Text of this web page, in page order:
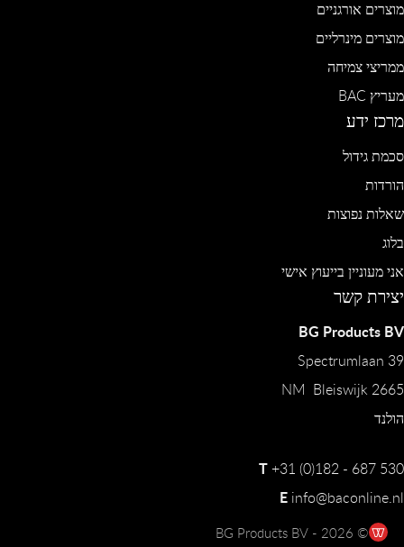
מוצרים אורגניים
מוצרים מינרליים
ממריצי צמיחה
מעריץ BAC
מרכז ידע
סכמת גידול
הורדות
שאלות נפוצות
בלוג
אני מעוניין בייעוץ אישי
יצירת קשר
BG Products BV
Spectrumlaan 39
2665 NM Bleiswijk
הולנד
T+31 (0)182 - 687 530
E info@baconline.nl
© 2026 - BG Products BV